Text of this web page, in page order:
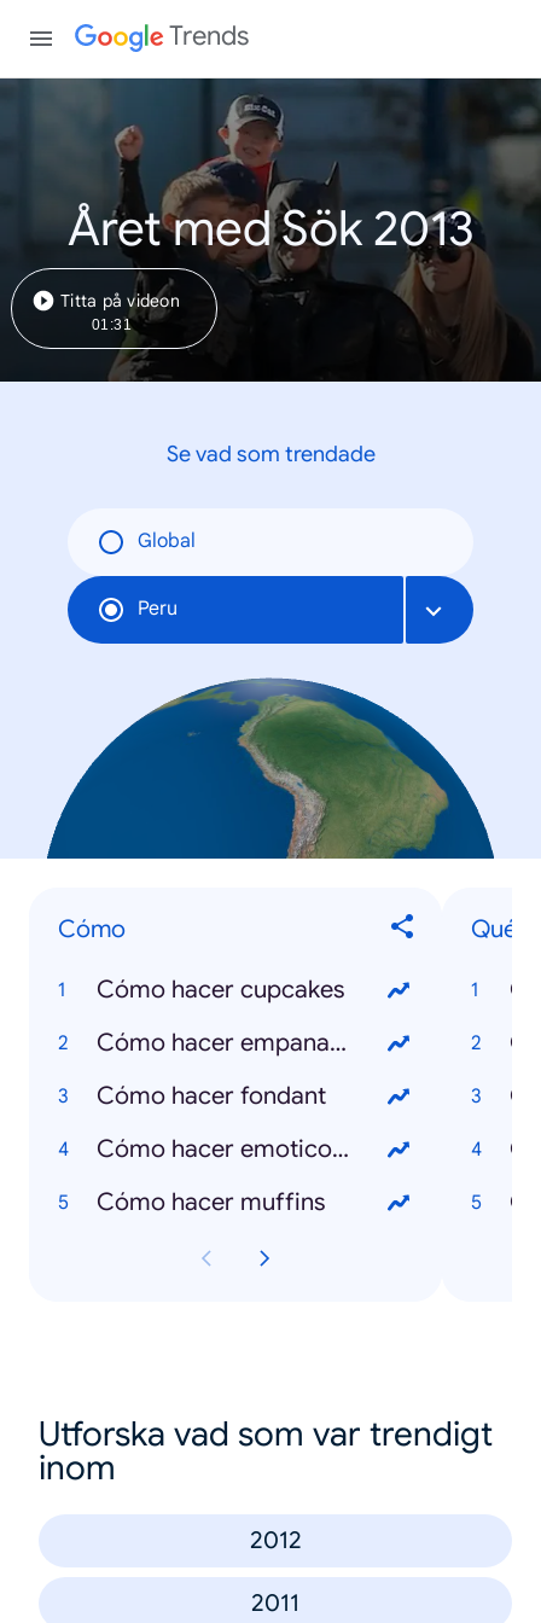
Trends
Året med Sök 2013
Titta på videon
01:31
Se vad som trendade
Global
Peru
Cómo
Cómo hacer cupcakes
Cómo hacer empanadas
Cómo hacer fondant
Cómo hacer emoticones
Cómo hacer muffins
Qué
Utforska vad som var trendigt
inom
2012
2011